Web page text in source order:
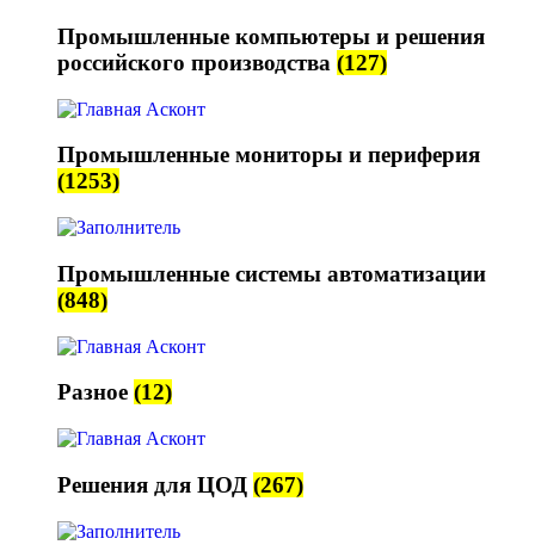
Промышленные компьютеры и решения
российского производства (127)
Промышленные мониторы и периферия
(1253)
Промышленные системы автоматизации
(848)
Разное (12)
Решения для ЦОД (267)